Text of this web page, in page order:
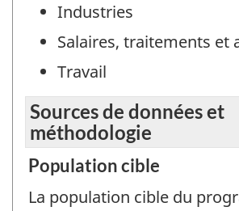
Industries
Salaires, traitements et
Travail
Sources de données et
méthodologie
Population cible
La population cible du